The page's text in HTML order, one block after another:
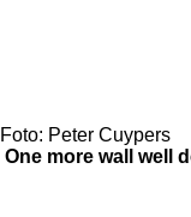
Foto:
One more wall well